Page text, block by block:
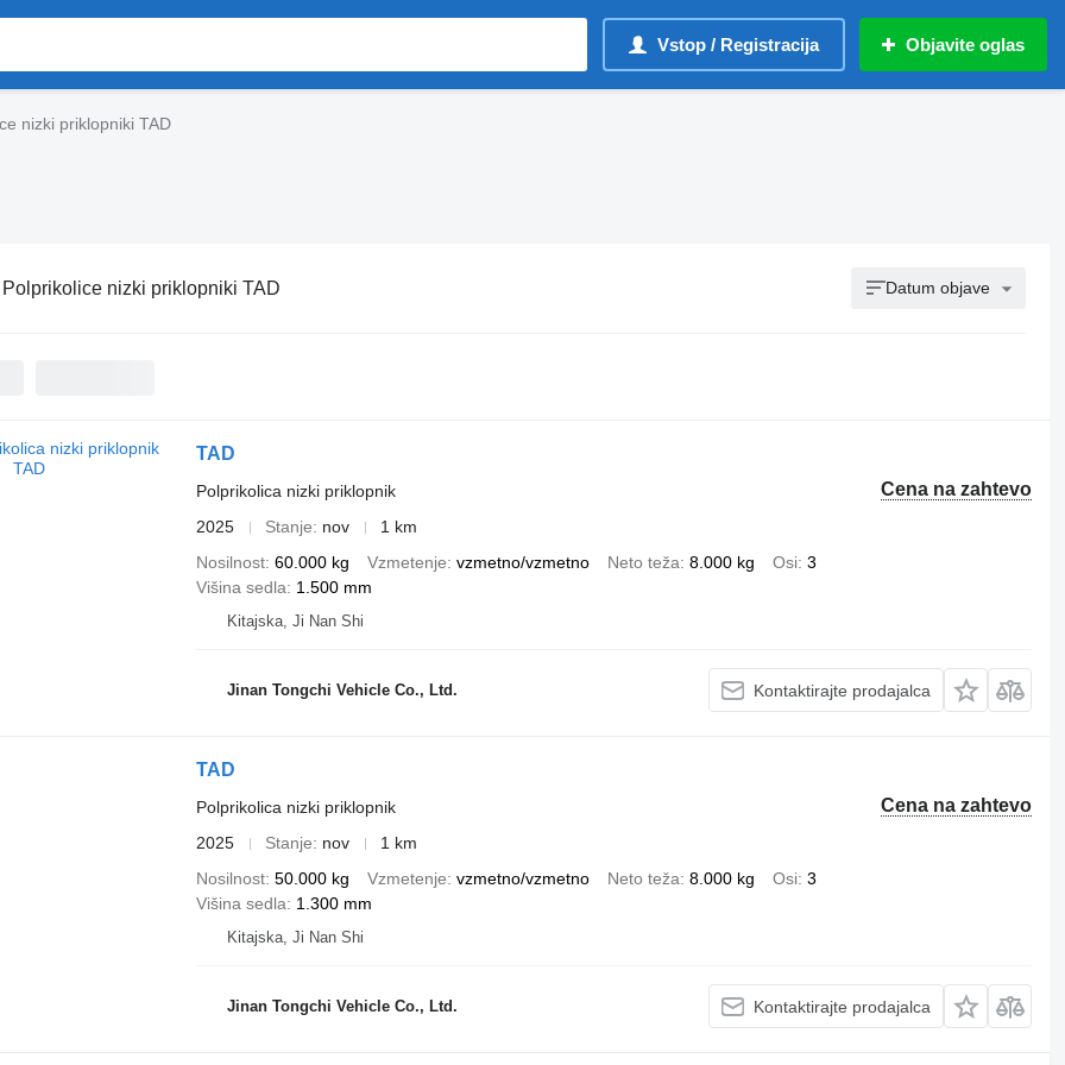
Vstop / Registracija Objavite oglas
nizki priklopniki TAD
Polprikolice nizki priklopniki TAD Datum objave
TAD
Cena na zahtevo
Polprikolica nizki priklopnik
2025
Stanje nov
1 km
Nosilnost 60.000 kg Vzmetenje vzmetno/vzmetno Neto teža 8.000 kg Osi 3
Višina sedla
1.500 mm
Kitajska, Ji Nan Shi
Jinan Tongchi Vehicle Co., Ltd. Kontaktirajte prodajalca
TAD
Cena na zahtevo
Polprikolica nizki priklopnik
2025
Stanje nov
1 km
Nosilnost 50.000 kg Vzmetenje vzmetno/vzmetno Neto teža 8.000 kg Osi 3
Višina sedla
1.300 mm
Kitajska, Ji Nan Shi
Jinan Tongchi Vehicle Co., Ltd. Kontaktirajte prodajalca